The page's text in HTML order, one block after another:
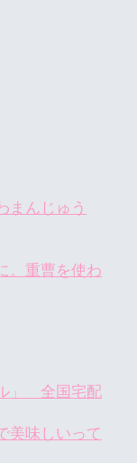
まんじゅう
。重曹を使わ
」 全国宅配
美味しいって